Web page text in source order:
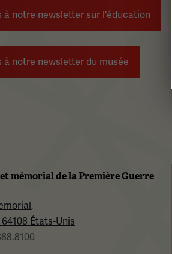
à notre newsletter sur l'éducation
à notre newsletter du musée
mémorial de la Première Guerre
États-Unis